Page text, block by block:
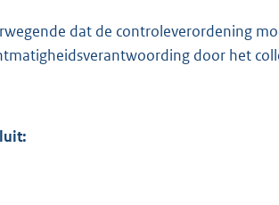
dat de controleverordening
door het